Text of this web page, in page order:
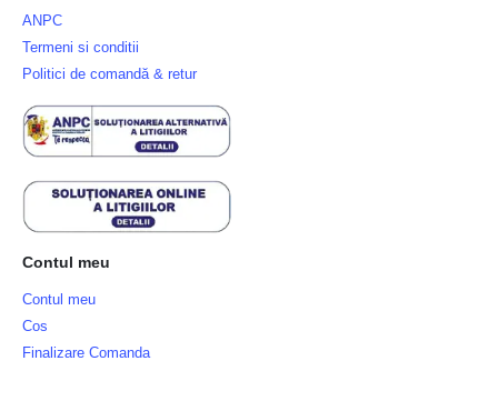
ANPC
Termeni si conditii
Politici de comandă & retur
Contul meu
Contul meu
Cos
Finalizare Comanda